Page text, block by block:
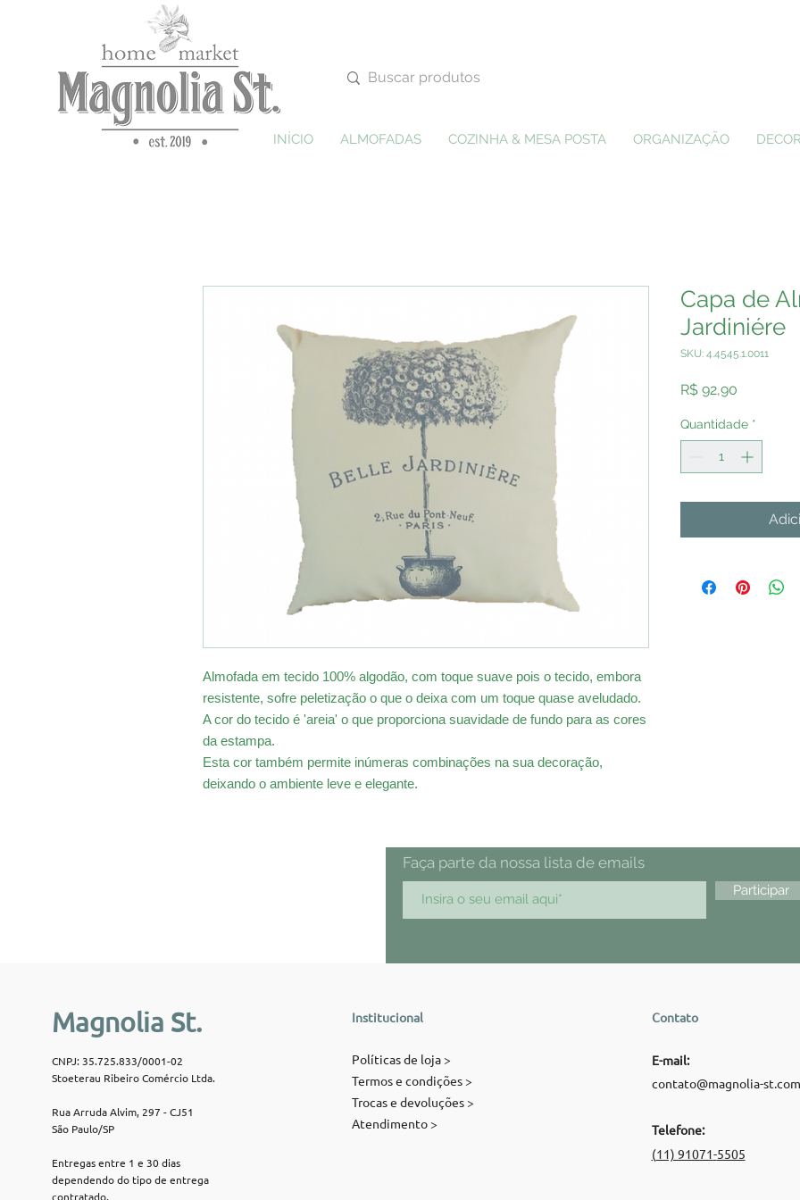
INÍCIO ALMOFADAS COZINHA & MESA POSTA ORGANIZAÇÃO
Almofada em tecido 100% algodão, com toque suave pois o tecido, embora
resistente, sofre peletização o que o deixa com um toque quase aveludado.
A cor do tecido é 'areia' o que proporciona suavidade de fundo para as cores
da estampa.
Esta cor também permite inúmeras combinações na sua decoração,
deixando o ambiente leve e elegante.
Capa de
Jardiniére
SKU: 4.4545.1.0011
R$ 92,90
Quantidade *
Faça parte da nossa lista de emails
Participar
Magnolia St.
CNPJ: 35.725.833/0001-02
Stoeterau Ribeiro Comércio Ltda.
Rua Arruda Alvim, 297 - CJ51
São Paulo/SP
Entregas entre 1 e 30 dias
dependendo do tipo de entrega
contratado.
Institucional
Políticas de loja >
Termos e condições >
Trocas e devoluções >
Atendimento >
Contato
E-mail:
contato@magnolia-st.com
Telefone:
(11) 91071-5505